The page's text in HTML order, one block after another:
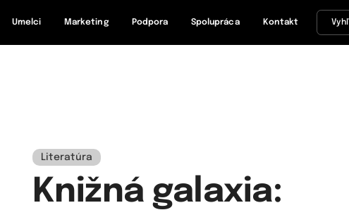
Umelci Marketing Podpora Spolupráca Kontakt
Literatúra
Knižná galaxia: